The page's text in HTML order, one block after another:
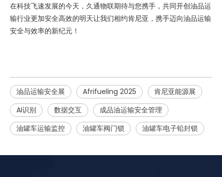
在科技飞速发展的今天，久通物联期待与您携手，共同开创油品运
输行业更加安全高效的明天让我们相约肯尼亚，携手迈向油品运输
安全与效率的新纪元！
油品运输安全展 Afrifueling 2025
肯尼亚能源展
AI识别
数据交互
成品油运输安全管理
油罐车运输监控
油罐车阀门锁 油罐车电子铅封锁